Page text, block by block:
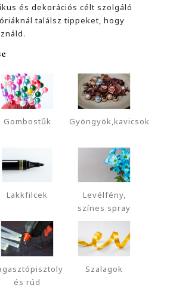
és dekorációs célt szolgáló
találsz tippeket, hogy
Gombostűk Gyöngyök,kavicsok
Lakkfilcek
Levélfény,
színes spray
és rúd
Szalagok